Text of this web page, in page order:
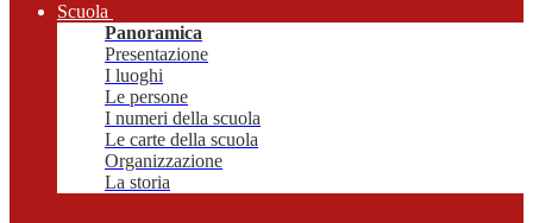
Scuola
Panoramica
Presentazione
I luoghi
Le persone
I numeri della scuola
Le carte della scuola
Organizzazione
La storia